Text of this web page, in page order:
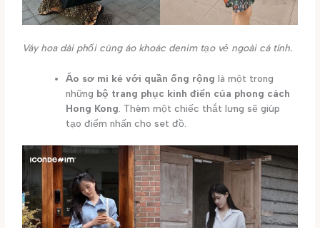
Váy hoa dài phối cùng áo khoác denim tạo vẻ ngoài cá tính.
Áo sơ mi kẻ với quần ống rộng là một trong
những bộ trang phục kinh điển của phong cách
Hong Kong . Thêm một chiếc thắt lưng sẽ giúp
tạo điểm nhấn cho set đồ.